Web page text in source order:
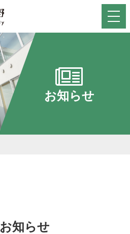
お知らせ
お知らせ